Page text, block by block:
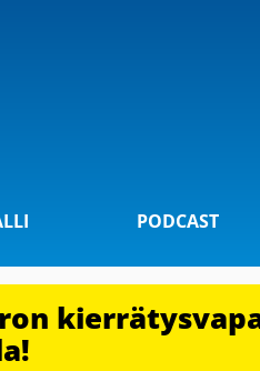
PODCAST